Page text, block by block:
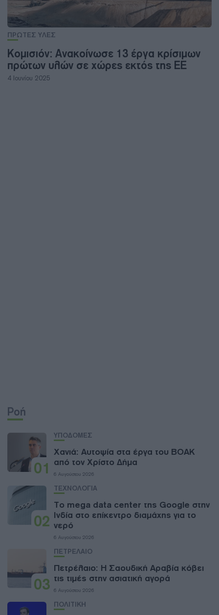
ΠΡΩΤΕΣ ΥΛΕΣ
Κομισιόν: Ανακοίνωσε 13 έργα κρίσιμων
πρώτων υλών σε χώρες εκτός της ΕΕ
4 Ιουνίου 2025
Ροή
01
ΥΠΟΔΟΜΕΣ
Χανιά: Aυτοψία στα έργα του ΒΟΑΚ
από τον Χρίστο Δήμα
6 Αυγούστου 2026
02
ΤΕΧΝΟΛΟΓΙΑ
Το mega data center της Google στην
Ινδία στο επίκεντρο διαμάχης για το
νερό
6 Αυγούστου 2026
03
ΠΕΤΡΕΛΑΙΟ
Πετρέλαιο: Η Σαουδική Αραβία κόβει
τις τιμές στην ασιατική αγορά
6 Αυγούστου 2026
ΠΟΛΙΤΙΚΗ